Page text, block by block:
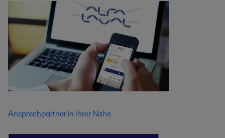
Ansprechpartner in Ihrer Nähe